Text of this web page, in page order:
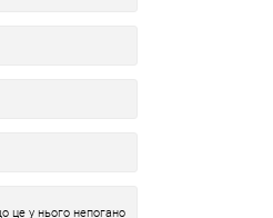
це у нього непогано